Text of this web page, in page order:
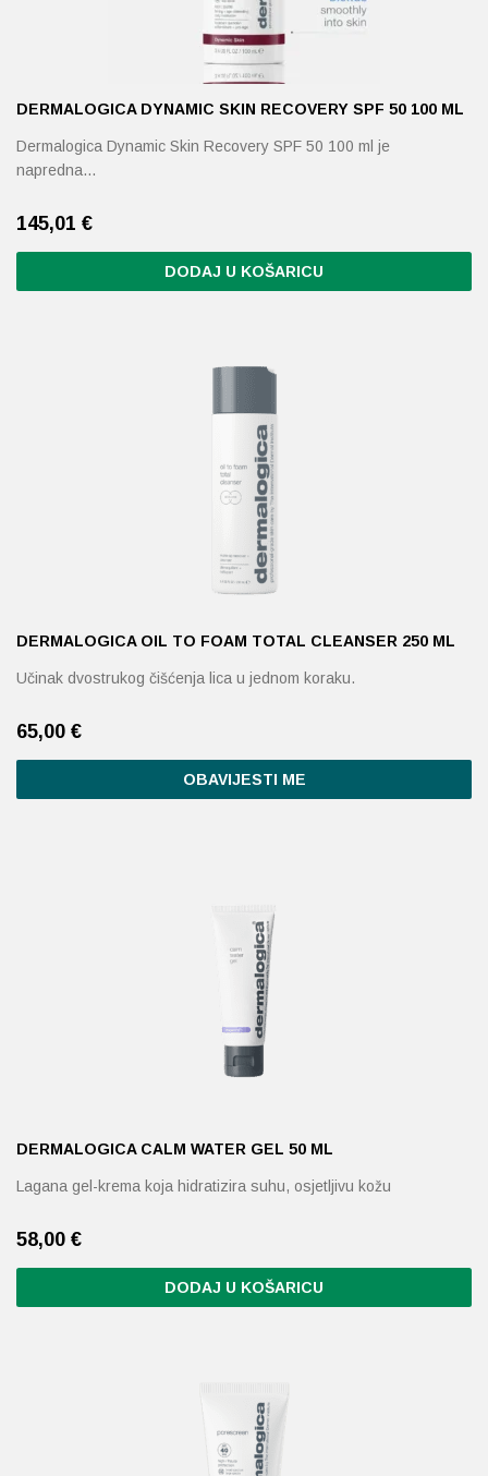
DERMALOGICA DYNAMIC SKIN RECOVERY SPF 50 100 ML
Dermalogica Dynamic Skin Recovery SPF 50 100 ml je
napredna…
145,01 €
DODAJ U KOŠARICU
DERMALOGICA OIL TO FOAM TOTAL CLEANSER 250 ML
Učinak dvostrukog čišćenja lica u jednom koraku.
65,00 €
OBAVIJESTI ME
DERMALOGICA CALM WATER GEL 50 ML
Lagana gel-krema koja hidratizira suhu, osjetljivu kožu
58,00 €
DODAJ U KOŠARICU